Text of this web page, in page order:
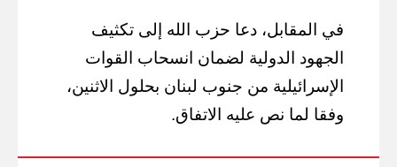
في المقابل، دعا حزب الله إلى تكثيف
الجهود الدولية لضمان انسحاب القوات
الإسرائيلية من جنوب لبنان بحلول الاثنين،
وفقا لما نص عليه الاتفاق.